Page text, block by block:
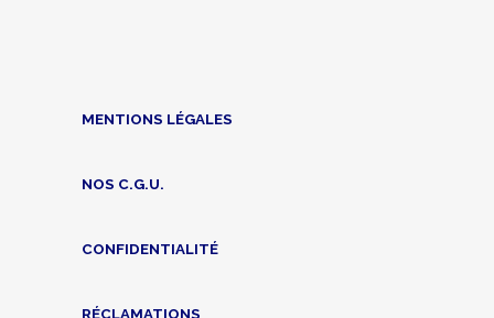
MENTIONS LÉGALES
NOS C.G.U.
CONFIDENTIALITÉ
RÉCLAMATIONS